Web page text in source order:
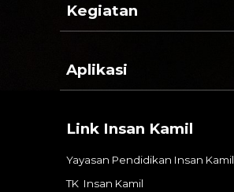
Kegiatan
Aplikasi
Link Insan Kamil
Yayasan Pendidikan Insan Kamil
TK Insan Kamil